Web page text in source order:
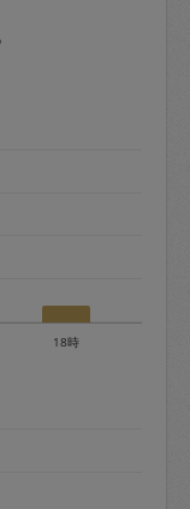
、毎週定
までキャ
：
18時